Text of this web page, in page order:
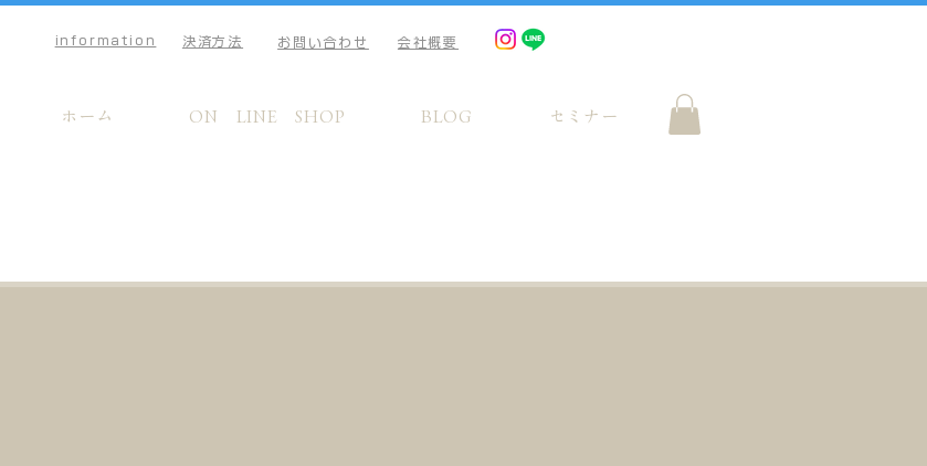
information 決済方法 お問い合わせ 会社概要
ホーム ON LINE SHOP BLOG セミナー